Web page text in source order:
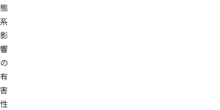
態
系
影
響
の
有
害
性